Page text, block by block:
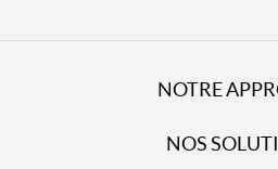
NOTRE
NOS